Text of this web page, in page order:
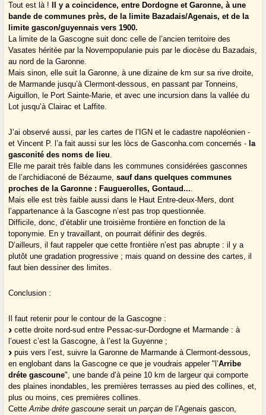
Tout est là ! Il y a coincidence, entre Dordogne et Garonne, à une
bande de communes près, de la limite Bazadais/Agenais, et de la
limite gascon/guyennais vers 1900.
La limite de la Gascogne suit donc celle de l’ancien territoire des
Vasates héritée par la Novempopulanie puis par le diocèse du Bazadais,
au nord de la Garonne.
Mais sinon, elle suit la Garonne, à une dizaine de km sur sa rive droite,
de Marmande jusqu’à Clermont-dessous, en passant par Tonneins,
Aiguillon, le Port Sainte-Marie, et avec une incursion dans la vallée du
Lot jusqu’à Clairac et Laffite.
J’ai observé aussi, par les cartes de l’IGN et le cadastre napoléonien -
et Vincent P. l’a fait aussi sur les lòcs de Gasconha.com concernés - la
gasconité des noms de lieu.
Elle me parait très faible dans les communes considérées gasconnes
de l’archidiaconé de Bézaume,sauf dans quelques communes
proches de la Garonne : Fauguerolles, Gontaud....
Mais elle est très faible aussi dans le Haut Entre-deux-Mers, dont
l’appartenance à la Gascogne n’est pas trop questionnée.
Difficile, donc, d’établir une troisième frontière en fonction de la
toponymie. En y travaillant, on pourrait définir des degrés.
D’ailleurs, il faut rappeler que cette frontière n’est pas abrupte : il y a
plutôt une gradation progressive ; mais quand on dessine des cartes, il
faut bien dessiner des limites.
Conclusion :
Il faut retenir pour le contour de la Gascogne :
cette droite nord-sud entre Pessac-sur-Dordogne et Marmande : à
l’ouest c’est la Gascogne, à l’est la Guyenne ;
puis vers l’est, suivre la Garonne de Marmande à Clermont-dessous,
en englobant dans la Gascogne ce que je voudrais appeler "l’Arribe
dréte gascoune", une bande d’à peine 10 km de largeur qui comporte
des plaines inondables, les premières terrasses au pied des collines, et,
plus ou moins, ces premières collines.
CetteArribe dréte gascoune serait unparçan de l’Agenais gascon,